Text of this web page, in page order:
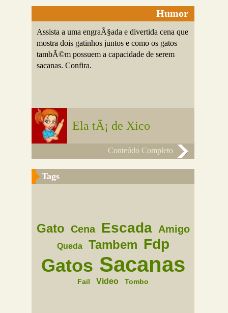
Humor
Assista a uma engraÃ§ada e divertida cena que
mostra dois gatinhos juntos e como os gatos
tambÃ©m possuem a capacidade de serem
sacanas. Confira.
Ela tÃ¡ de Xico
Conteúdo Completo
Tags
Gato Cena Escada Amigo
Queda Tambem Fdp
Gatos Sacanas
Fail Video Tombo